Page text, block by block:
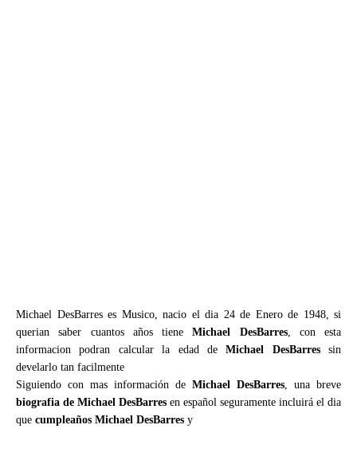
Michael DesBarres es Musico, nacio el dia 24 de Enero de 1948, si
querian saber cuantos años tieneMichael DesBarres, con esta
informacion podran calcular la edad deMichael DesBarressin
develarlo tan facilmente
Siguiendo con mas información de Michael DesBarres, una breve
biografia de Michael DesBarres en español seguramente incluirá el dia
que cumpleaños Michael DesBarres y